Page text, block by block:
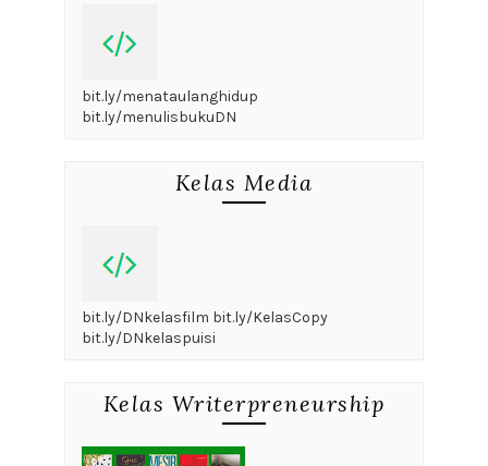
bit.ly/menataulanghidup
bit.ly/menulisbukuDN
Kelas Media
bit.ly/DNkelasfilm bit.ly/KelasCopy
bit.ly/DNkelaspuisi
Kelas Writerpreneurship